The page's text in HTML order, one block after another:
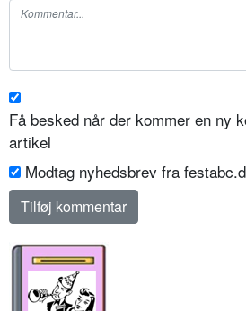
Få besked når der kommer en ny
artikel
Modtag nyhedsbrev fra